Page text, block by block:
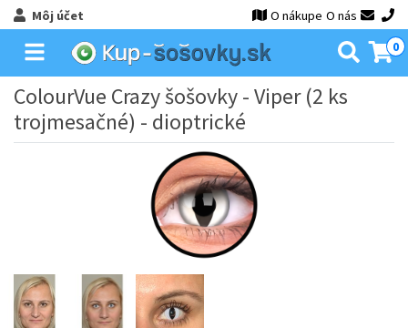
Môj účet O nákupe O nás
0
ColourVue Crazy šošovky - Viper (2 ks
trojmesačné) - dioptrické